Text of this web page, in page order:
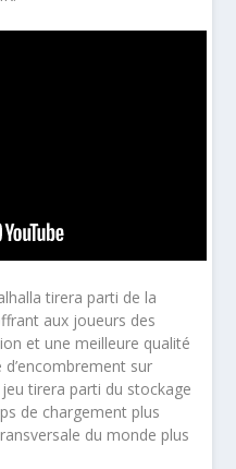
tirera parti de la
aux joueurs des
et une meilleure qualité
d’encombrement sur
jeu tirera parti du stockage
de chargement plus
du monde plus